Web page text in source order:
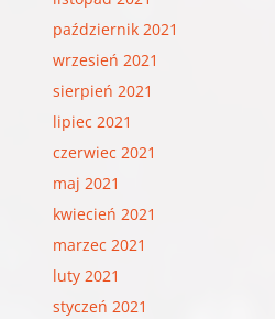
październik 2021
wrzesień 2021
sierpień 2021
lipiec 2021
czerwiec 2021
maj 2021
kwiecień 2021
marzec 2021
luty 2021
styczeń 2021